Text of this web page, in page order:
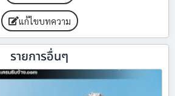
แก้ไขบทความ
รายการอื่นๆ